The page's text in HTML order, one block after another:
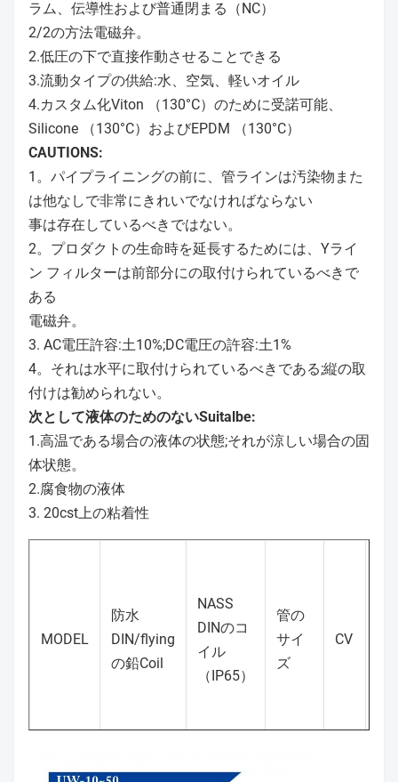
ラム、伝導性および普通閉まる（NC）
2/2の方法電磁弁。
2.低圧の下で直接作動させることできる
3.流動タイプの供給:水、空気、軽いオイル
4.カスタム化Viton （130°C）のために受諾可能、
Silicone （130°C）およびEPDM （130°C）
CAUTIONS:
1。パイプライニングの前に、管ラインは汚染物また
は他なしで非常にきれいでなければならない
事は存在しているべきではない。
2。プロダクトの生命時を延長するためには、Yライ
ン フィルターは前部分にの取付けられているべきで
ある
電磁弁。
3. AC電圧許容:土10%;DC電圧の許容:土1%
4。それは水平に取付けられているべきである;縦の取
付けは勧められない。
次として液体のためのないSuitalbe:
1.高温である場合の液体の状態;それが涼しい場合の固
体状態。
2.腐食物の液体
3. 20cst上の粘着性
MODEL
防水
DIN/flying
の鉛Coil
NASS
DINのコ
イル
（IP65）
管の
サイ
ズ
CV
UW-10 ● ●